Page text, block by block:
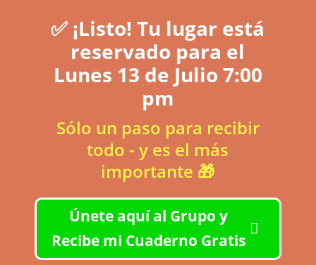
✅ ¡Listo! Tu lugar está
reservado para el
Lunes 13 de Julio 7:00
pm
Sólo un paso para recibir
todo - y es el más
importante 🎁
Únete aquí al Grupo y
Recibe mi Cuaderno Gratis